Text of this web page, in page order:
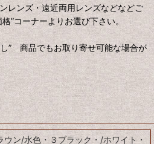
レンズ・遠近両用レンズなどなどご
”コーナーよりお選び下さい。
” 商品でもお取り寄せ可能な場合が
ウン/水色・３ブラック・/ホワイト・